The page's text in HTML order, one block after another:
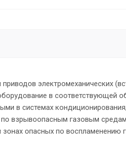
электромеханических
в соответствующей
в системах
по взрывоопасным газовым
опасных по